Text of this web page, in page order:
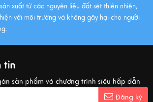
xuất từ các nguyên liệu đất sét thiên nhiên,
với môi trường và không gây hại cho người
tin
sản phẩm và chương trình siêu hấp dẫn
Đăng ký